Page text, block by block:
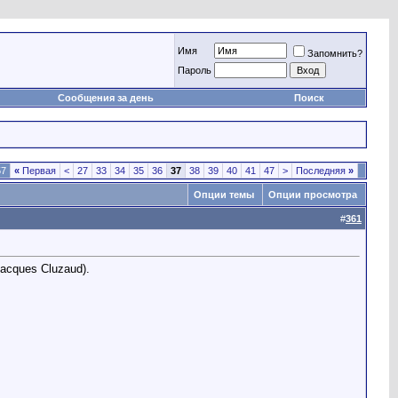
Имя
Запомнить?
Пароль
Сообщения за день Поиск
« Первая < 27 33 34 35 36 37 38 39 40 41 47 > Последняя »
Опции темы Опции просмотра
#361
Cluzaud).